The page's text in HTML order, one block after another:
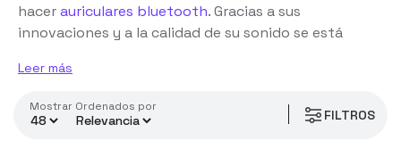
hacerauriculares bluetooth. Gracias a sus
innovaciones y a la calidad de su sonido se está
cascos del mundo.
Leer más
FILTROS
Mostrar ordenados por